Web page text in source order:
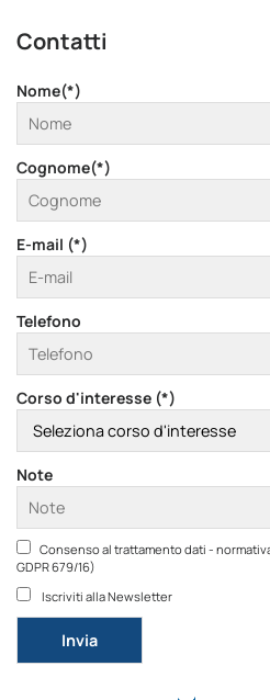
Contatti
Nome(*)
Cognome(*)
E-mail (*)
Telefono
Corso d'interesse (*)
Note
Consenso al trattamento dati -
GDPR 679/16)
Iscriviti alla Newsletter
Si prega di lasciare vuoto questo